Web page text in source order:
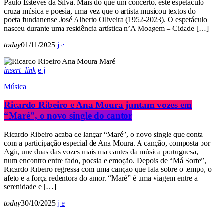
Paulo Esteves da Silva. Mais do que um concerto, este espetáculo
cruza música e poesia, uma vez que o artista musicou textos do
poeta fundanense José Alberto Oliveira (1952-2023). O espetáculo
nasceu durante uma residência artística n’A Moagem – Cidade […]
today01/11/2025
insert_link
Música
Ricardo Ribeiro e Ana Moura juntam vozes em
“Maré”, o novo single do cantor
Ricardo Ribeiro acaba de lançar “Maré”, o novo single que conta
com a participação especial de Ana Moura. A canção, composta por
Agir, une duas das vozes mais marcantes da música portuguesa,
num encontro entre fado, poesia e emoção. Depois de “Má Sorte”,
Ricardo Ribeiro regressa com uma canção que fala sobre o tempo, o
afeto e a força redentora do amor. “Maré” é uma viagem entre a
serenidade e […]
today30/10/2025